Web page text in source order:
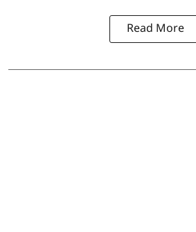
Read More